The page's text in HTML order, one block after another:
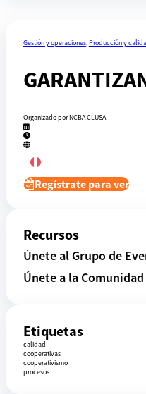
Gestión y operaciones,Producción y
Organizado por NCBA CLUSA
Regístrate para ver
Recursos
Únete al Grupo de
Únete a la
Etiquetas
calidad
cooperativas
cooperativismo
procesos